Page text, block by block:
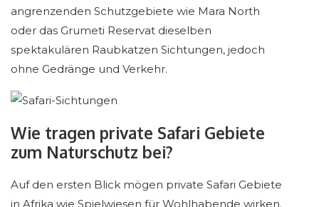
angrenzenden Schutzgebiete wie Mara North
oder das Grumeti Reservat dieselben
spektakulären Raubkatzen Sichtungen, jedoch
ohne Gedränge und Verkehr.
Wie tragen private Safari Gebiete
zum Naturschutz bei?
Auf den ersten Blick mögen private Safari Gebiete
in Afrika wie Spielwiesen für Wohlhabende wirken.